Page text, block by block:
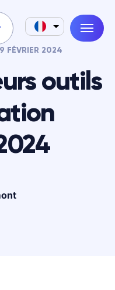
FÉVRIER 2024
outils